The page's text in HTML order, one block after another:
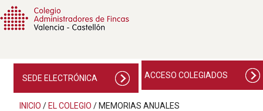
ACCESO COLEGIADOS
SEDE ELECTRÓNICA
INICIO / EL COLEGIO / MEMORIAS ANUALES